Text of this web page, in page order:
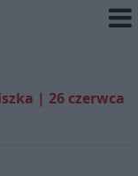
| 26 czerwca